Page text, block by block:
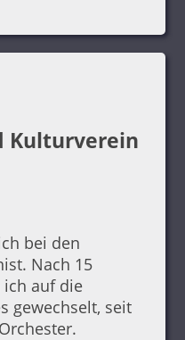
Kulturverein
bei den
Nach 15
ich auf die
gewechselt, seit